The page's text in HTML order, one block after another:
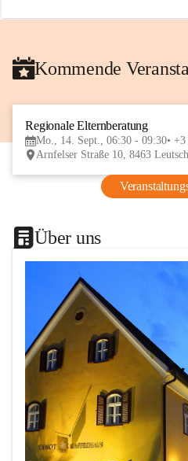
Kommende
Regionale Elternberatung
Mo., 14. Sept., 06:30 - 09:30 +3
Arnfelser Straße 10, 8463
Über uns